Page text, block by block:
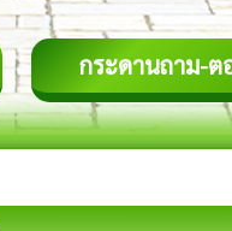
กระดานถาม-ต